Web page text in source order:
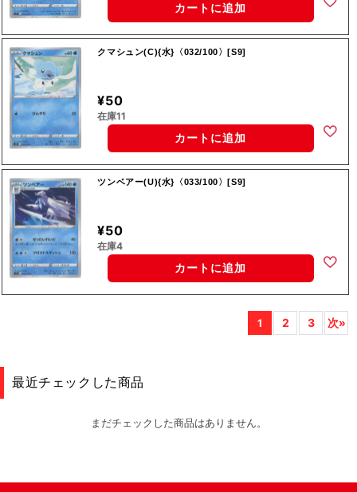
カートに追加
クマシュン(C){水}〈032/100〉[S9]
¥50
在庫11
カートに追加
ツンベアー(U){水}〈033/100〉[S9]
¥50
在庫4
カートに追加
1 2 3 次»
最近チェックした商品
まだチェックした商品はありません。